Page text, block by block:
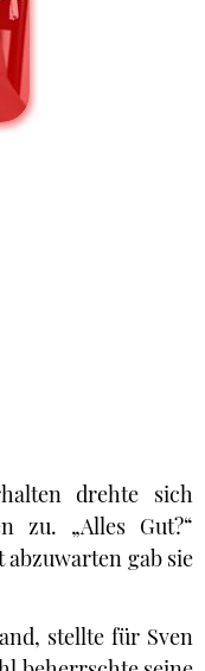
drehte sich
zu. „Alles Gut?“
gab sie
stellte für Sven